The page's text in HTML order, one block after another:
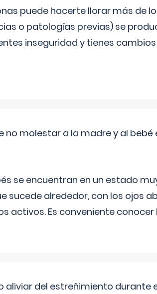
puede hacerte llorar más de
o patologías previas) se
inseguridad y tienes
no molestar a la madre y al bebé
se encuentran en un estado
sucede alrededor, con los ojos
activos. Es conveniente
aliviar del estreñimiento durante